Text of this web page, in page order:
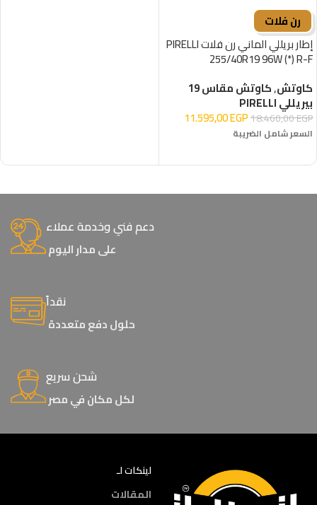
رن فلات
إطار بريللي الماني رن فلات PIRELLI
255/40R19 96W (*) R-F
كاوتش,كاوتش مقاس 19
بيريللي PIRELLI
18.460,00EGP
11.595,00EGP
السعر شامل الضريبة
دعم فني وخدمة عملاء
على مدار اليوم
نقداً
حلول دفع متعددة
شحن سريع
لكل مكان في مصر
لينكات لـ
المقالات